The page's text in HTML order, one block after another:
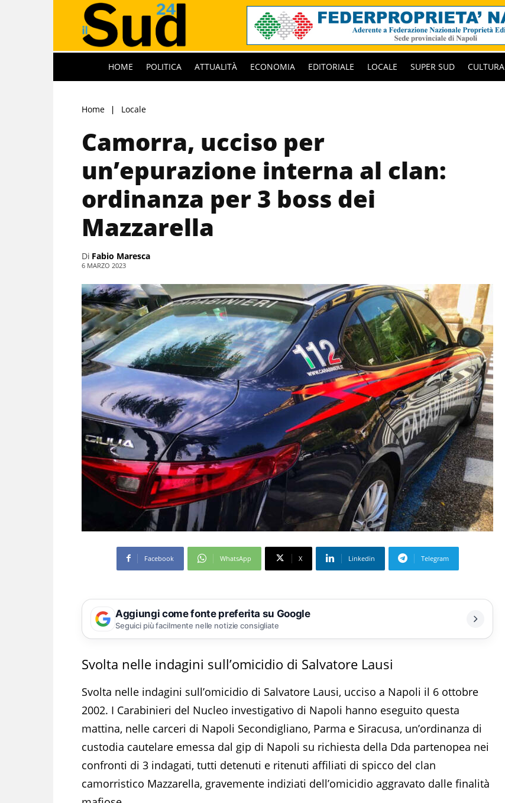
HOME POLITICA ATTUALITÀ ECONOMIA EDITORIALE LOCALE SUPER SUD CULTURA
Home Locale
Camorra, ucciso per
un’epurazione interna al clan:
ordinanza per 3 boss dei
Mazzarella
Di Fabio Maresca
6 MARZO 2023
Facebook WhatsApp X Linkedin Telegram
Aggiungi come fonte preferita su Google
Seguici più facilmente nelle notizie consigliate
Svolta nelle indagini sull’omicidio di Salvatore Lausi
Svolta nelle indagini sull’omicidio di Salvatore Lausi, ucciso a Napoli il 6 ottobre
2002. I Carabinieri del Nucleo investigativo di Napoli hanno eseguito questa
mattina, nelle carceri di Napoli Secondigliano, Parma e Siracusa, un’ordinanza di
custodia cautelare emessa dal gip di Napoli su richiesta della Dda partenopea nei
confronti di 3 indagati, tutti detenuti e ritenuti affiliati di spicco del clan
camorristico Mazzarella, gravemente indiziati dell’omicidio aggravato dalle finalità